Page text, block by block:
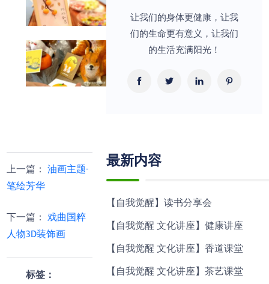
上一篇 ：油画主题-
笔绘芳华
下一篇 ：戏曲国粹
人物3D装饰画
标签：
让我们的身体更健康，让我
们的生命更有意义，让我们
的生活充满阳光！
最新内容
【自我觉醒】读书分享会
【自我觉醒 文化讲座】健康讲座
【自我觉醒 文化讲座】香道课堂
【自我觉醒 文化讲座】茶艺课堂